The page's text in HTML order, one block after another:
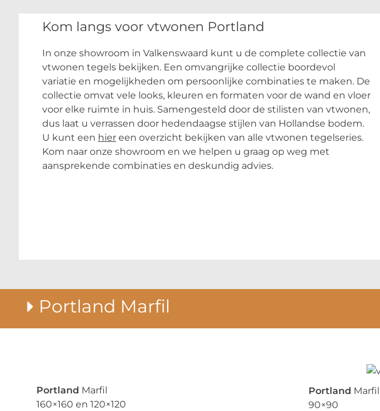
Kom langs voor vtwonen Portland
In onze showroom in Valkenswaard kunt u de complete collectie van
vtwonen tegels bekijken. Een omvangrijke collectie boordevol
variatie en mogelijkheden om persoonlijke combinaties te maken. De
collectie omvat vele looks, kleuren en formaten voor de wand en vloer
voor elke ruimte in huis. Samengesteld door de stilisten van vtwonen,
dus laat u verrassen door hedendaagse stijlen van Hollandse bodem.
U kunt een hier een overzicht bekijken van alle vtwonen tegelseries.
Kom naar onze showroom en we helpen u graag op weg met
aansprekende combinaties en deskundig advies.
Portland Marfil
Portland Marfil
160×160 en 120×120
Portland Marfil
90×90